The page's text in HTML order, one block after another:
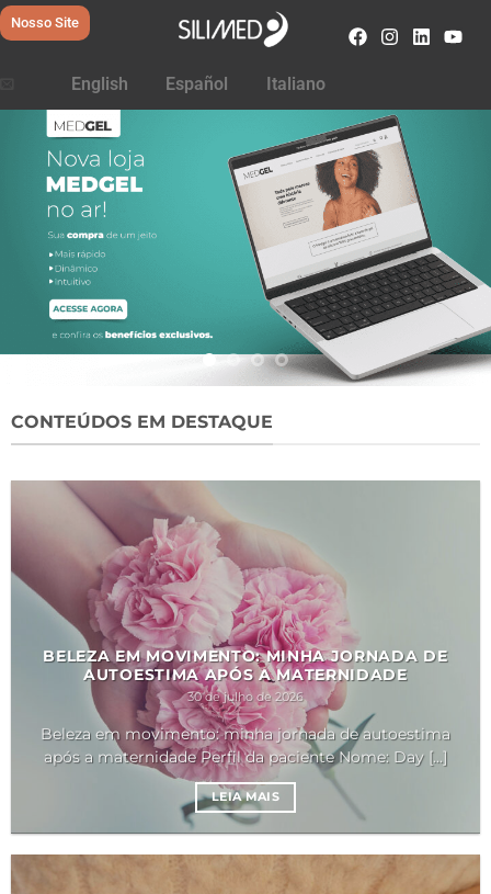
Nosso Site
English Español Italiano
CONTEÚDOS EM DESTAQUE
BELEZA EM MOVIMENTO: MINHA JORNADA DE
AUTOESTIMA APÓS A MATERNIDADE
30 de julho de 2026
Beleza em movimento: minha jornada de autoestima
após a maternidade Perfil da paciente Nome: Day [...]
LEIA MAIS